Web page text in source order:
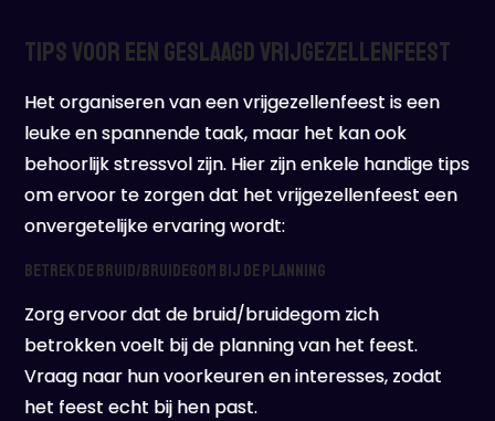
Tips voor een geslaagd vrijgezellenfeest
Het organiseren van een vrijgezellenfeest is een
leuke en spannende taak, maar het kan ook
behoorlijk stressvol zijn. Hier zijn enkele handige tips
om ervoor te zorgen dat het vrijgezellenfeest een
onvergetelijke ervaring wordt:
Betrek de bruid/bruidegom bij de planning
Zorg ervoor dat de bruid/bruidegom zich
betrokken voelt bij de planning van het feest.
Vraag naar hun voorkeuren en interesses, zodat
het feest echt bij hen past.